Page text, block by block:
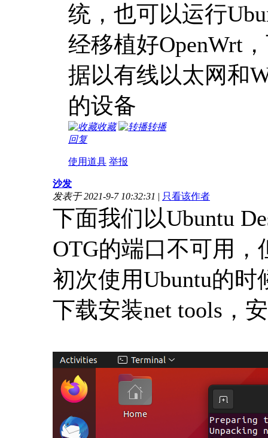
统，也可以运行
经移植好OpenWrt
据以有线以太网和
的设备
收藏
转播
回复
使用道具 举报
沙发
发表于 2021-9-7 10:32:31 | 只看该作者
下面我们以Ubuntu
OTG的端口不可用，
初次使用Ubuntu的
下载安装net tools，